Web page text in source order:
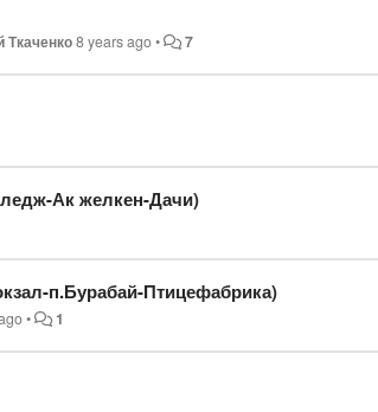
Ткаченко8 years ago• 7
Ак желкен-Дачи)
п.Бурабай-Птицефабрика)
• 1